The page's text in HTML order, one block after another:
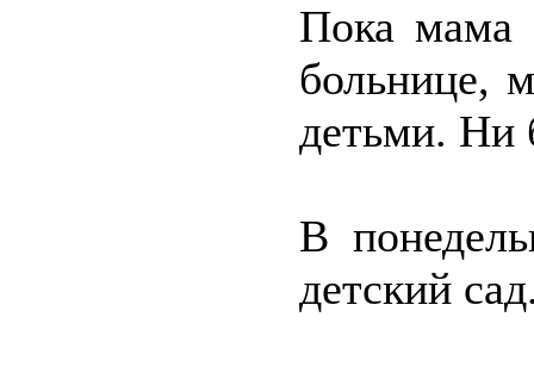
Пока мама
больнице,
детьми. Ни
В
детский